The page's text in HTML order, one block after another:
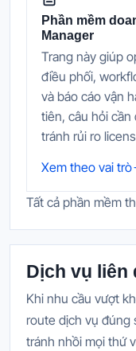
Phần mềm
Manager
Trang này giúp
điều phối,
và báo cáo vận
tiên, câu hỏi cần
tránh rủi ro
Xem theo vai trò
Tất cả phần mềm
Dịch vụ liên
Khi nhu cầu vượt
route dịch vụ đúng
tránh nhồi mọi thứ